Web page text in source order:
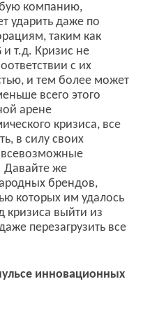
компанию,
ударить даже по
таким как
и т.д. Кризис не
с их
и тем более может
всего этого
арене
кризиса, все
в силу своих
Давайте же
брендов,
которых им удалось
кризиса выйти из
перезагрузить все
инновационных